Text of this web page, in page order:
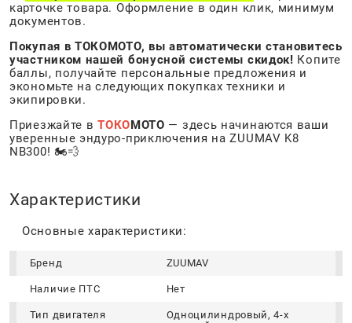
карточке товара. Оформление в один клик, минимум
документов.
Покупая в ТОКОМОТО, вы автоматически становитесь
участником нашей бонусной системы скидок! Копите
баллы, получайте персональные предложения и
экономьте на следующих покупках техники и
экипировки.
Приезжайте вТОКОМОТО — здесь начинаются ваши
уверенные эндуро-приключения на ZUUMAV K8
NB300! 🏍️💨
Характеристики
Основные характеристики:
Бренд ZUUMAV
Наличие ПТС Нет
Тип двигателя
Одноцилиндровый, 4-х